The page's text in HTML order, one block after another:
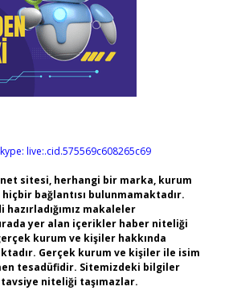
live:.cid.575569c608265c69
sitesi, herhangi bir marka, kurum
bağlantısı bulunmamaktadır.
hazırladığımız makaleler
yer alan içerikler haber niteliği
kurum ve kişiler hakkında
Gerçek kurum ve kişiler ile isim
tesadüfidir. Sitemizdeki bilgiler
niteliği taşımazlar.